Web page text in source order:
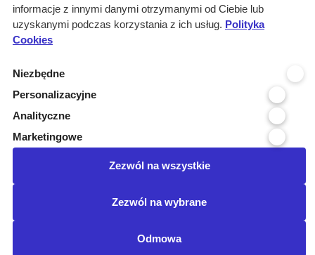
0 informacji dla:
Branże: Medyczna
Miejscowość organizatora: Lima...
Podbranze: leki
Kraj realizacji: POLSKA
Posiadamy certyfikat:
©Przetargimedyczne.com
informacje z innymi danymi otrzymanymi od Ciebie lub
uzyskanymi podczas korzystania z ich usług. Polityka
Cookies
Niezbędne
Personalizacyjne
Analityczne
Marketingowe
Zezwól na wszystkie
Zezwól na wybrane
Odmowa